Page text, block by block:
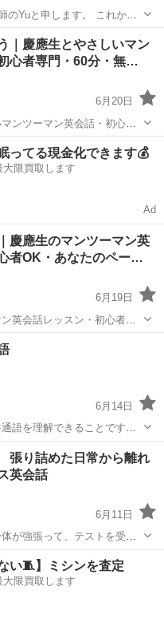
英会話レッスンをいたしま
オンライン
｜慶應生とやさしいマン
心者専門・60分・無…
6月20日
ンツーマン英会話・初心者
語も忘れてしまって、いき
マンツーマン
ってる現金化できます💰
限買取します
Ad
慶應生のマンツーマン英
者OK・あなたのペー…
6月19日
英会話レッスン・初心者
で止まってしまう。 アプリ
6月14日
語を理解できることです。
解し、国際的なコミュニケ
り詰めた日常から離れ
英会話
6月11日
が強張って、テストを受け
んな経験はありませんか。
ぎるあまり、言葉を口に出
は...
い🧵】ミシンを査定
限買取します